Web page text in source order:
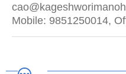
Mobile: 9851250014,